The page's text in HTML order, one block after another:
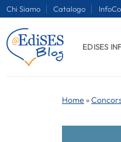
Chi Siamo Catalogo
EDISES
Home »